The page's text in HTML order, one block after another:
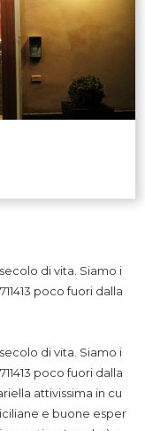
di vita. Siamo i
poco fuori dalla
di vita. Siamo i
poco fuori dalla
attivissima in cu
e buone esper